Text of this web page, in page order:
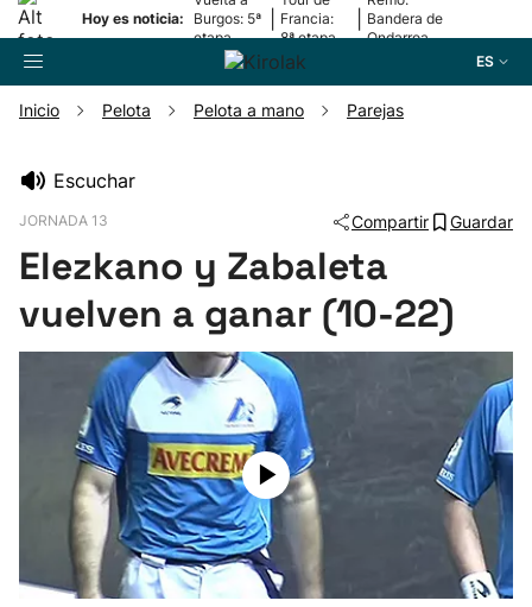
Hoy es noticia:
Burgos: 5ª
etapa
Francia:
8ª etapa
Bandera de
Ondarroa
ES
Pelota
Baloncesto
Ciclismo
Herri-kirolak
Inicio Pelota Pelota a mano Parejas
Escuchar
JORNADA 13 Compartir Guardar
Elezkano y Zabaleta
vuelven a ganar (10-22)